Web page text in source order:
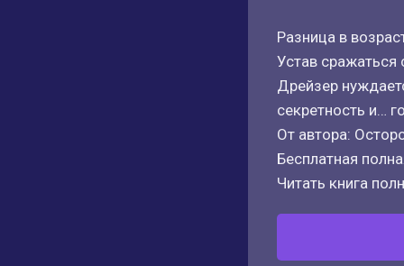
Разница в
Устав
Дрейзер
секретность и…
От автора:
Бесплатная
Читать книга